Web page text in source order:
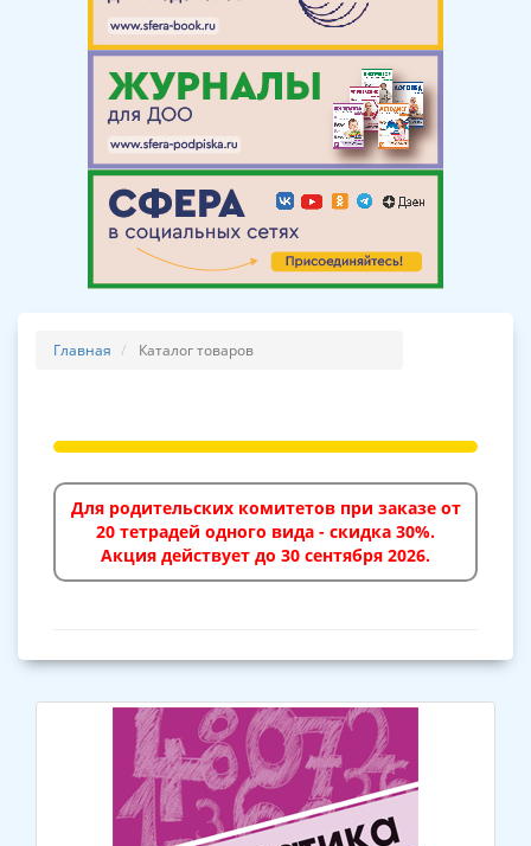
Главная Каталог товаров
Для родительских комитетов при заказе от
20 тетрадей одного вида - скидка 30%.
Акция действует до 30 сентября 2026.